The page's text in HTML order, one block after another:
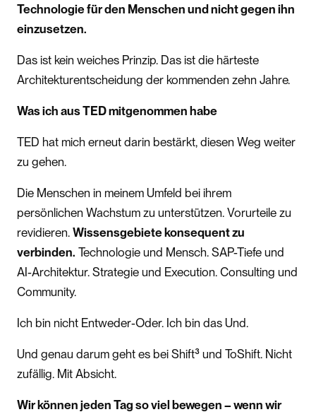
Technologie für den Menschen und nicht gegen ihn
einzusetzen.
Das ist kein weiches Prinzip. Das ist die härteste
Architekturentscheidung der kommenden zehn Jahre.
Was ich aus TED mitgenommen habe
TED hat mich erneut darin bestärkt, diesen Weg weiter
zu gehen.
Die Menschen in meinem Umfeld bei ihrem
persönlichen Wachstum zu unterstützen. Vorurteile zu
revidieren. Wissensgebiete konsequent zu
verbinden. Technologie und Mensch. SAP-Tiefe und
AI-Architektur. Strategie und Execution. Consulting und
Community.
Ich bin nicht Entweder-Oder. Ich bin das Und.
Und genau darum geht es bei Shift³ und ToShift. Nicht
zufällig. Mit Absicht.
Wir können jeden Tag so viel bewegen – wenn wir